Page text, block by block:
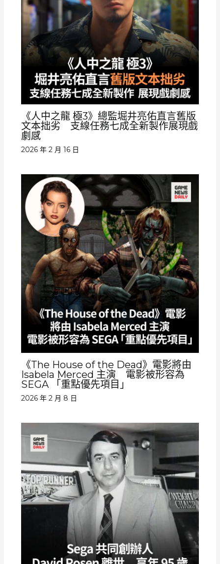
《人中之龍 極3》總監堀井亮佑直言舊版
文本拙劣 支線任務七成全新製作展現戲
劇感
2026 年 2 月 16 日
《The House of the Dead》電影將由
Isabela Merced 主演 電影被形容為
SEGA 「重點優先項目」
2026 年 2 月 8 日